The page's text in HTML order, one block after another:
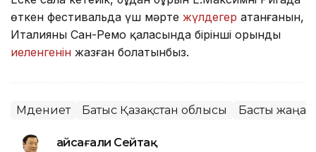
өткен фестивальда үш мәрте жүлдегер атанғанын,
Италияның Сан-Ремо қаласында бірінші орынды
иеленгенін жазған болатынбыз.
Мәдениет Батыс Қазақстан облысы Басты
Ғайсағали Сейтақ